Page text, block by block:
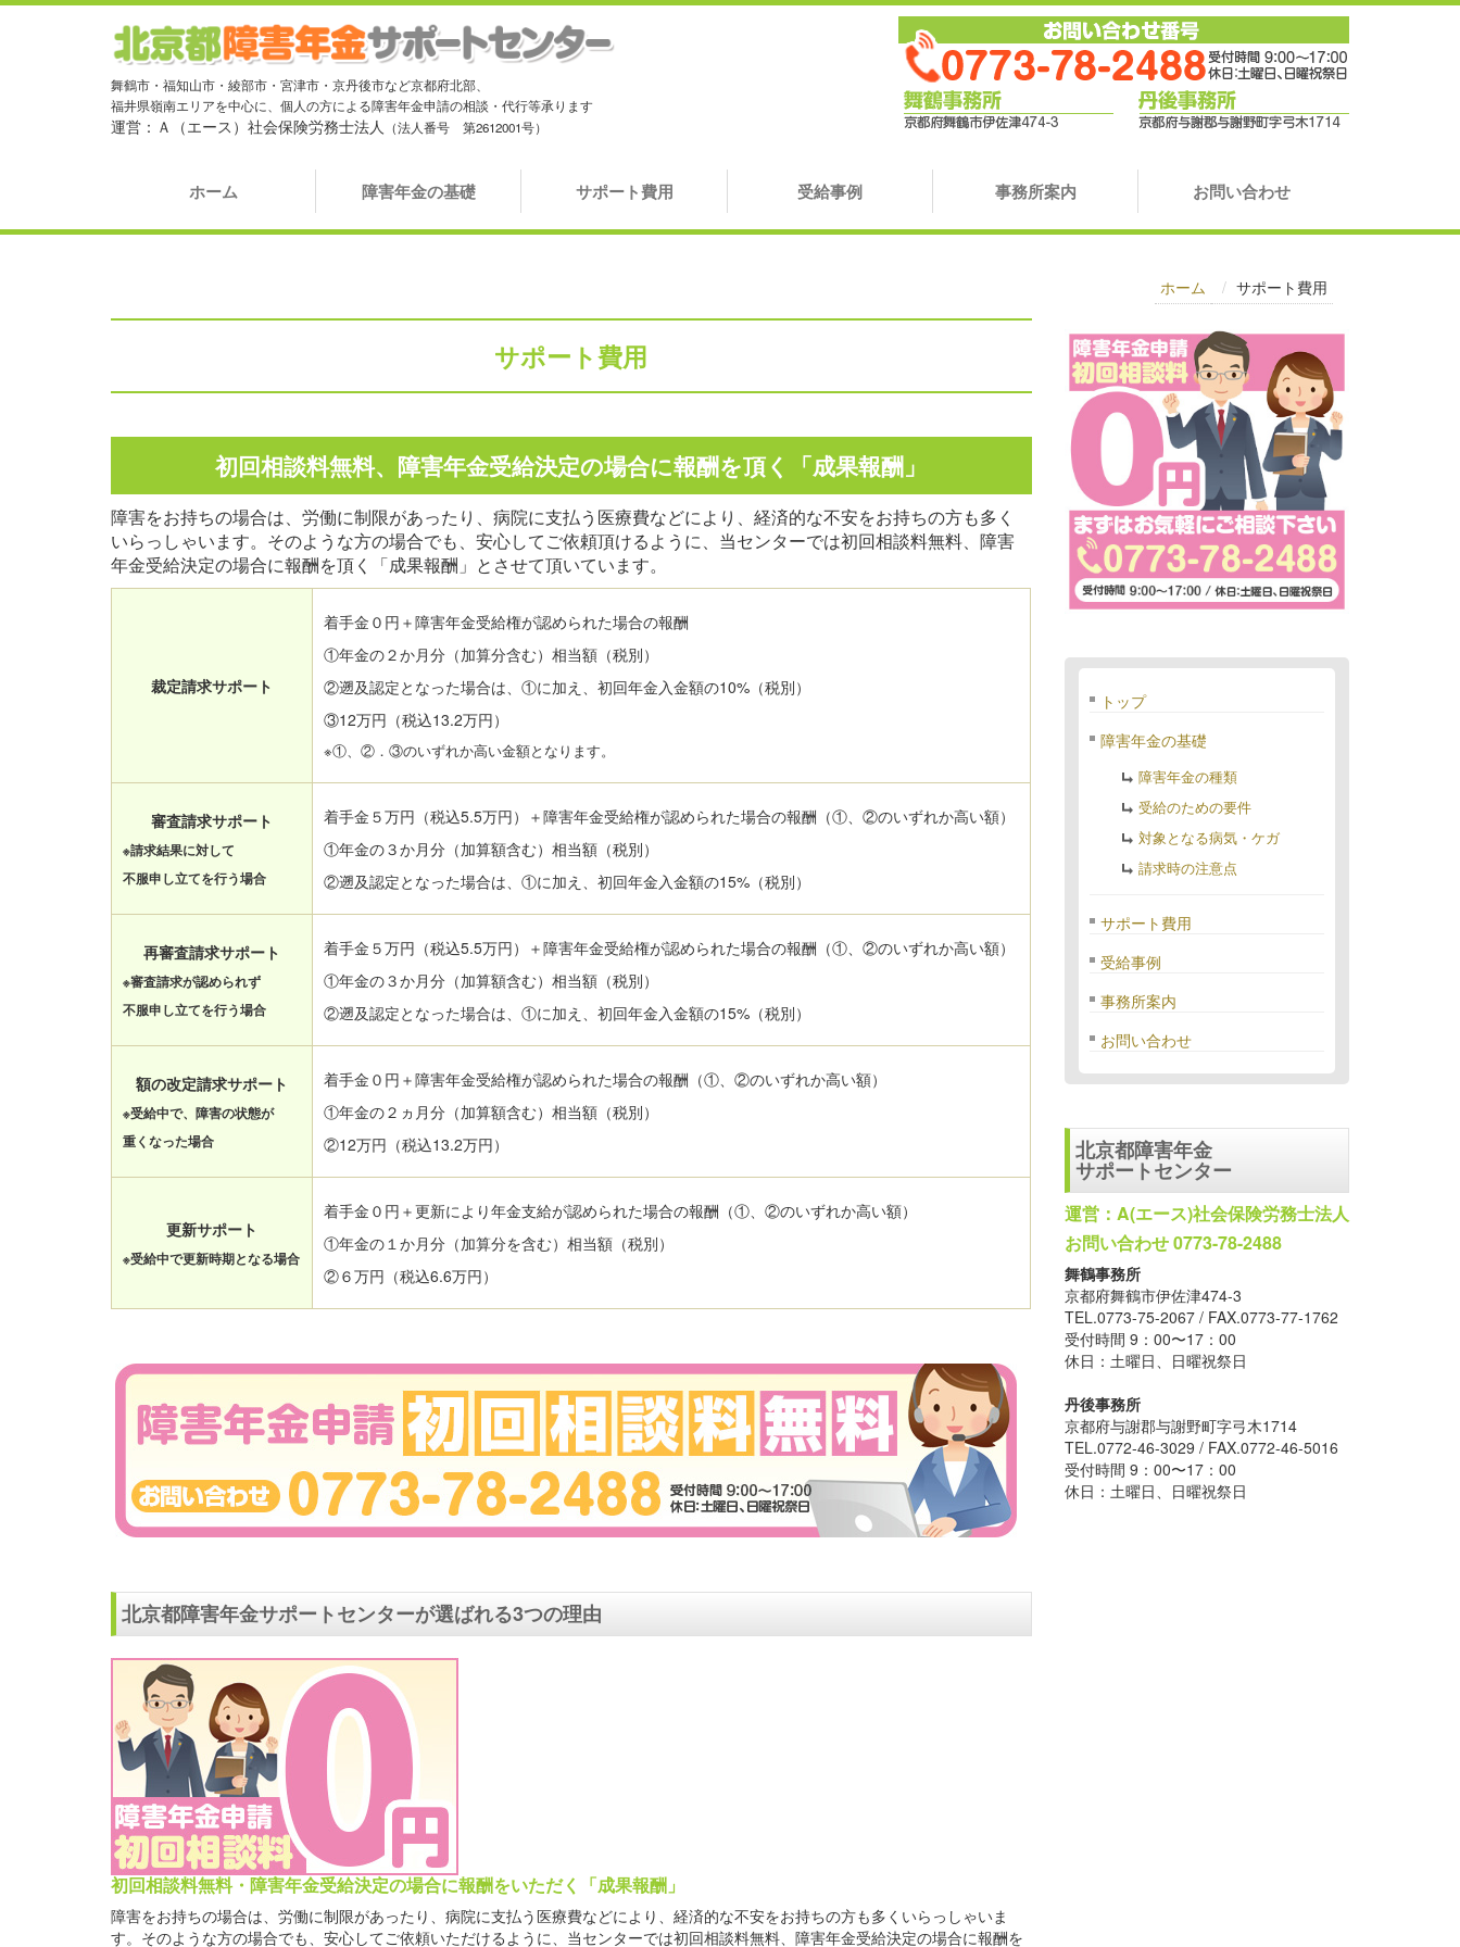
舞鶴市・福知山市・綾部市・宮津市・京丹後市など京都府北部、
福井県嶺南エリアを中心に、個人の方による障害年金申請の相談・代行等承ります
運営：Ａ（エース）社会保険労務士法人 （法人番号 第2612001号）
ホーム 障害年金の基礎 サポート費用 受給事例 事務所案内 お問い合わせ
ホーム サポート費用
サポート費用
初回相談料無料、障害年金受給決定の場合に報酬を頂く「成果報酬」
障害をお持ちの場合は、労働に制限があったり、病院に支払う医療費などにより、経済的な不安をお持ちの方も多く
いらっしゃいます。そのような方の場合でも、安心してご依頼頂けるように、当センターでは初回相談料無料、障害
年金受給決定の場合に報酬を頂く「成果報酬」とさせて頂いています。
裁定請求サポート
着手金０円＋障害年金受給権が認められた場合の報酬
①年金の２か月分（加算分含む）相当額（税別）
②遡及認定となった場合は、①に加え、初回年金入金額の10%（税別）
③12万円（税込13.2万円）
※①、②．③のいずれか高い金額となります。
審査請求サポート
※請求結果に対して
不服申し立てを行う場合
着手金５万円（税込5.5万円）＋障害年金受給権が認められた場合の報酬（①、②のいずれか高い額）
①年金の３か月分（加算額含む）相当額（税別）
②遡及認定となった場合は、①に加え、初回年金入金額の15%（税別）
再審査請求サポート
※審査請求が認められず
不服申し立てを行う場合
着手金５万円（税込5.5万円）＋障害年金受給権が認められた場合の報酬（①、②のいずれか高い額）
①年金の３か月分（加算額含む）相当額（税別）
②遡及認定となった場合は、①に加え、初回年金入金額の15%（税別）
額の改定請求サポート
※受給中で、障害の状態が
重くなった場合
着手金０円＋障害年金受給権が認められた場合の報酬（①、②のいずれか高い額）
①年金の２ヵ月分（加算額含む）相当額（税別）
②12万円（税込13.2万円）
更新サポート
※受給中で更新時期となる場合
着手金０円＋更新により年金支給が認められた場合の報酬（①、②のいずれか高い額）
①年金の１か月分（加算分を含む）相当額（税別）
②６万円（税込6.6万円）
北京都障害年金サポートセンターが選ばれる3つの理由
初回相談料無料・障害年金受給決定の場合に報酬をいただく「成果報酬」
障害をお持ちの場合は、労働に制限があったり、病院に支払う医療費などにより、経済的な不安をお持ちの方も多くいらっしゃいま
す。そのような方の場合でも、安心してご依頼いただけるように、当センターでは初回相談料無料、障害年金受給決定の場合に報酬を
トップ
障害年金の基礎
障害年金の種類
受給のための要件
対象となる病気・ケガ
請求時の注意点
サポート費用
受給事例
事務所案内
お問い合わせ
北京都障害年金
サポートセンター
運営：A(エース)社会保険労務士法人
お問い合わせ 0773-78-2488
舞鶴事務所
京都府舞鶴市伊佐津474-3
TEL.0773-75-2067 / FAX.0773-77-1762
受付時間 9：00〜17：00
休日：土曜日、日曜祝祭日
丹後事務所
京都府与謝郡与謝野町字弓木1714
TEL.0772-46-3029 / FAX.0772-46-5016
受付時間 9：00〜17：00
休日：土曜日、日曜祝祭日